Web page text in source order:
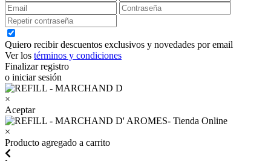
Quiero recibir descuentos exclusivos y novedades por email
Ver los términos y condiciones
Finalizar registro
o iniciar sesión
×
Aceptar
×
Producto agregado a carrito